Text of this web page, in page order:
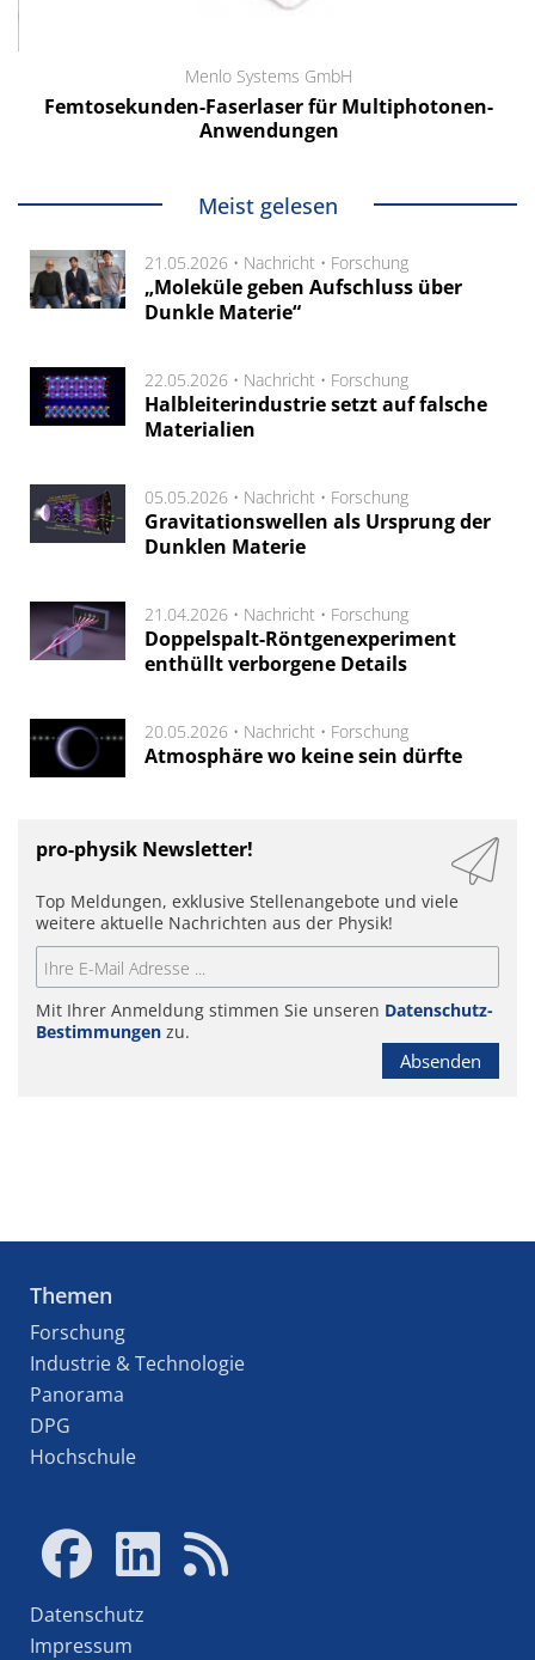
Menlo Systems GmbH
Femtosekunden-Faserlaser für Multiphotonen-
Anwendungen
Meist gelesen
21.05.2026 • Nachricht • Forschung
„Moleküle geben Aufschluss über
Dunkle Materie“
22.05.2026 • Nachricht • Forschung
Halbleiterindustrie setzt auf falsche
Materialien
05.05.2026 • Nachricht • Forschung
Gravitationswellen als Ursprung der
Dunklen Materie
21.04.2026 • Nachricht • Forschung
Doppelspalt-Röntgenexperiment
enthüllt verborgene Details
20.05.2026 • Nachricht • Forschung
Atmosphäre wo keine sein dürfte
pro-physik Newsletter!
Top Meldungen, exklusive Stellenangebote und viele
weitere aktuelle Nachrichten aus der Physik!
Mit Ihrer Anmeldung stimmen Sie unseren Datenschutz-
Bestimmungen zu.
Absenden
Themen
Forschung
Industrie & Technologie
Panorama
DPG
Hochschule
Datenschutz
Impressum